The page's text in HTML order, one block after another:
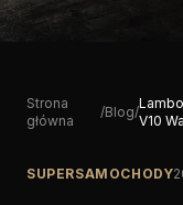
Strona
główna
/Blog/
V10
SUPERSAMOCHODY